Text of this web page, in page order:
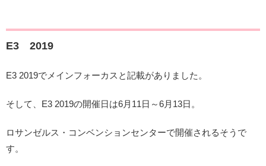
E3 2019
E3 2019でメインフォーカスと記載がありました。
そして、E3 2019の開催日は6月11日～6月13日。
ロサンゼルス・コンベンションセンターで開催されるそうで
す。